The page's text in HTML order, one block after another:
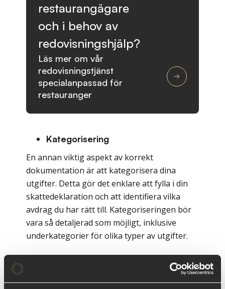
restaurangägare
och i behov av
redovisningshjälp?
Läs mer om vår
redovisningstjänst
specialanpassad för
restauranger
Kategorisering
En annan viktig aspekt av korrekt
dokumentation är att kategorisera dina
utgifter. Detta gör det enklare att fylla i din
skattedeklaration och att identifiera vilka
avdrag du har rätt till. Kategoriseringen bör
vara så detaljerad som möjligt, inklusive
underkategorier för olika typer av utgifter.
Momsplanering